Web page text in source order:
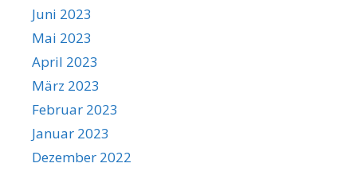
Juni 2023
Mai 2023
April 2023
März 2023
Februar 2023
Januar 2023
Dezember 2022